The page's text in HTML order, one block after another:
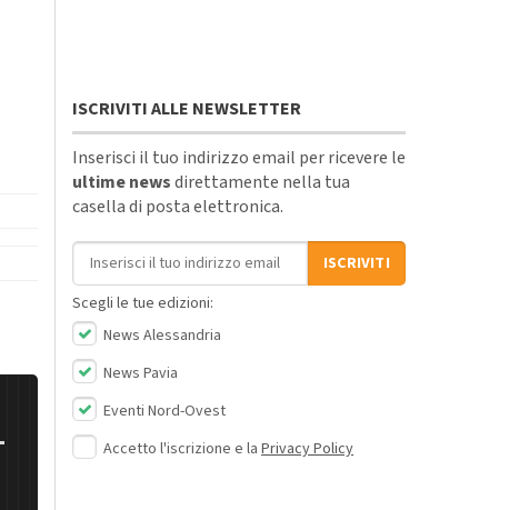
ISCRIVITI ALLE NEWSLETTER
Inserisci il tuo indirizzo email per ricevere le
ultime newsdirettamente nella tua
casella di posta elettronica.
Indirizzo email
ISCRIVITI
Scegli le tue edizioni:
News Alessandria
News Pavia
Eventi Nord-Ovest
Accetto l'iscrizione e la Privacy Policy